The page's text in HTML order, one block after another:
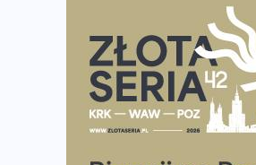
Rozbiegany Olsztyn szykuje się na
półmaratonem
Już w tę sobotę 35. Bieg Powstania
Wystartuje rekordowa liczba
35. Bieg Powstania Warszawskiego –